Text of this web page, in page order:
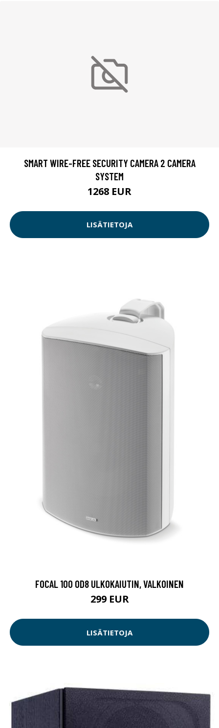
SMART WIRE-FREE SECURITY CAMERA 2 CAMERA
SYSTEM
1268 EUR
LISÄTIETOJA
FOCAL 100 OD8 ULKOKAIUTIN, VALKOINEN
299 EUR
LISÄTIETOJA